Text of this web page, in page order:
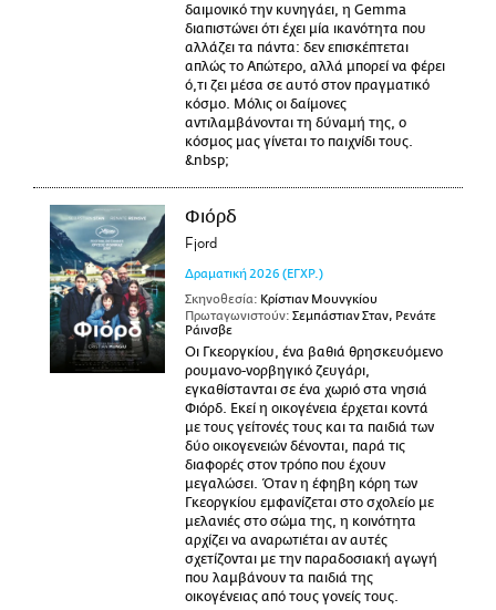
δαιμονικό την κυνηγάει, η Gemma
διαπιστώνει ότι έχει μία ικανότητα που
αλλάζει τα πάντα: δεν επισκέπτεται
απλώς το Απώτερο, αλλά μπορεί να φέρει
ό,τι ζει μέσα σε αυτό στον πραγματικό
κόσμο. Μόλις οι δαίμονες
αντιλαμβάνονται τη δύναμή της, ο
κόσμος μας γίνεται το παιχνίδι τους.
&nbsp;
Φιόρδ
Fjord
Δραματική 2026 (ΕΓΧΡ.)
Σκηνοθεσία: Κρίστιαν Μουνγκίου
Πρωταγωνιστούν: Σεμπάστιαν Σταν, Ρενάτε
Ράινσβε
Οι Γκεοργκίου, ένα βαθιά θρησκευόμενο
ρουμανο-νορβηγικό ζευγάρι,
εγκαθίστανται σε ένα χωριό στα νησιά
Φιόρδ. Εκεί η οικογένεια έρχεται κοντά
με τους γείτονές τους και τα παιδιά των
δύο οικογενειών δένονται, παρά τις
διαφορές στον τρόπο που έχουν
μεγαλώσει. Όταν η έφηβη κόρη των
Γκεοργκίου εμφανίζεται στο σχολείο με
μελανιές στο σώμα της, η κοινότητα
αρχίζει να αναρωτιέται αν αυτές
σχετίζονται με την παραδοσιακή αγωγή
που λαμβάνουν τα παιδιά της
οικογένειας από τους γονείς τους.